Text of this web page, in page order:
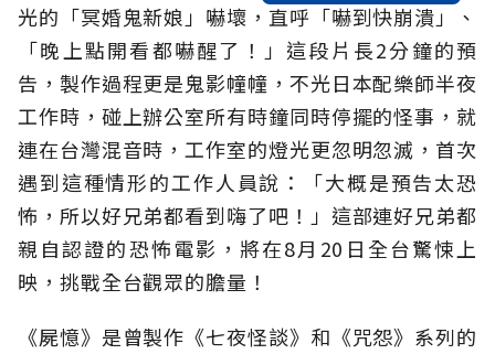
光的「冥婚鬼新娘」嚇壞，直呼「嚇到快崩潰」、
「晚上點開看都嚇醒了！」這段片長2分鐘的預
告，製作過程更是鬼影幢幢，不光日本配樂師半夜
工作時，碰上辦公室所有時鐘同時停擺的怪事，就
連在台灣混音時，工作室的燈光更忽明忽滅，首次
遇到這種情形的工作人員說：「大概是預告太恐
怖，所以好兄弟都看到嗨了吧！」這部連好兄弟都
親自認證的恐怖電影，將在8月20日全台驚悚上
映，挑戰全台觀眾的膽量！
《屍憶》是曾製作《七夜怪談》和《咒怨》系列的